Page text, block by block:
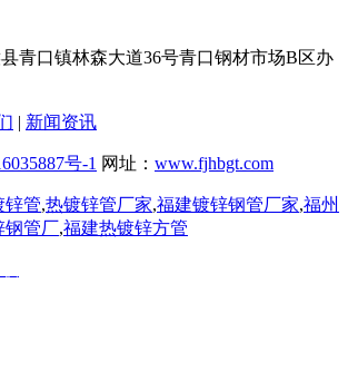
青口镇林森大道36号青口钢材市场B区办
| 新闻资讯
号-1 网址： www.fjhbgt.com
锌管,热镀锌管厂家,福建镀锌钢管厂家,福州
钢管厂,福建热镀锌方管